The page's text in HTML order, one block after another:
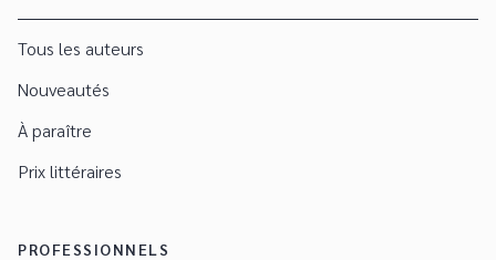
Tous les auteurs
Nouveautés
À paraître
Prix littéraires
PROFESSIONNELS